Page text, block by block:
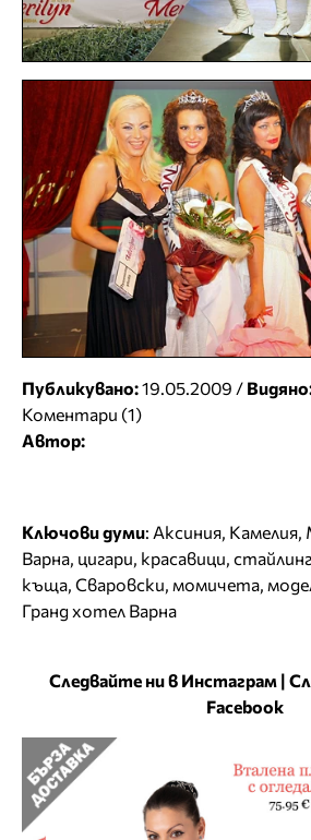
Публикувано:19.05.2009 /
Коментари (1)
Автор:
Ключови думи: Аксиния, Камелия,
Варна, цигари, красавици, стайлинг
къща, Сваровски, момичета,
Гранд хотел Варна
Следвайте ни в Инстаграм |
Facebook